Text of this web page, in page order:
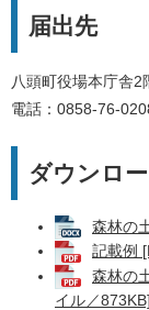
届出先
八頭町役場本庁舎2
電話：0858-76-
ダウンロ
森林の
記載例
森林の
イル／873KB]